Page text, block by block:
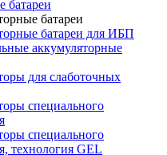
батареи
батареи
батареи для ИБП
аккумуляторные
для слаботочных
специального
специального
технология GEL